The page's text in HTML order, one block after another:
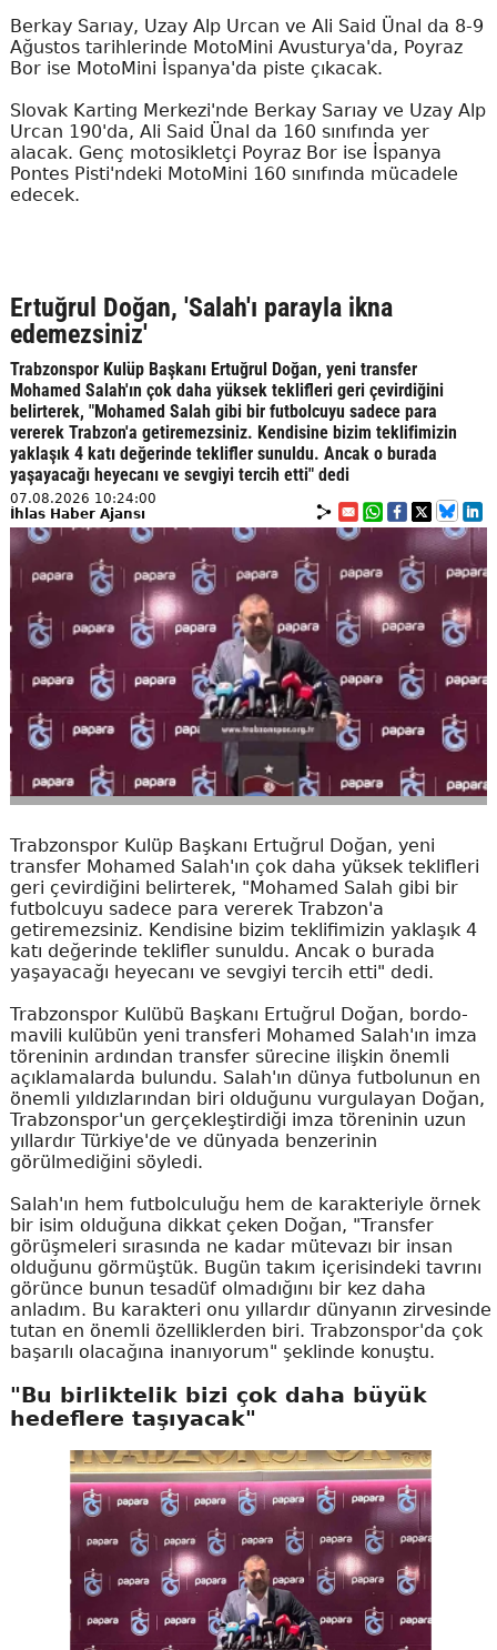
Berkay Sarıay, Uzay Alp Urcan ve Ali Said Ünal da 8-9
Ağustos tarihlerinde MotoMini Avusturya'da, Poyraz
Bor ise MotoMini İspanya'da piste çıkacak.
Slovak Karting Merkezi'nde Berkay Sarıay ve Uzay Alp
Urcan 190'da, Ali Said Ünal da 160 sınıfında yer
alacak. Genç motosikletçi Poyraz Bor ise İspanya
Pontes Pisti'ndeki MotoMini 160 sınıfında mücadele
edecek.
Ertuğrul Doğan, 'Salah'ı parayla ikna
edemezsiniz'
Trabzonspor Kulüp Başkanı Ertuğrul Doğan, yeni transfer
Mohamed Salah'ın çok daha yüksek teklifleri geri çevirdiğini
belirterek, "Mohamed Salah gibi bir futbolcuyu sadece para
vererek Trabzon'a getiremezsiniz. Kendisine bizim teklifimizin
yaklaşık 4 katı değerinde teklifler sunuldu. Ancak o burada
yaşayacağı heyecanı ve sevgiyi tercih etti" dedi
07.08.2026 10:24:00
İhlas Haber Ajansı
Trabzonspor Kulüp Başkanı Ertuğrul Doğan, yeni
transfer Mohamed Salah'ın çok daha yüksek teklifleri
geri çevirdiğini belirterek, "Mohamed Salah gibi bir
futbolcuyu sadece para vererek Trabzon'a
getiremezsiniz. Kendisine bizim teklifimizin yaklaşık 4
katı değerinde teklifler sunuldu. Ancak o burada
yaşayacağı heyecanı ve sevgiyi tercih etti" dedi.
Trabzonspor Kulübü Başkanı Ertuğrul Doğan, bordo-
mavili kulübün yeni transferi Mohamed Salah'ın imza
töreninin ardından transfer sürecine ilişkin önemli
açıklamalarda bulundu. Salah'ın dünya futbolunun en
önemli yıldızlarından biri olduğunu vurgulayan Doğan,
Trabzonspor'un gerçekleştirdiği imza töreninin uzun
yıllardır Türkiye'de ve dünyada benzerinin
görülmediğini söyledi.
Salah'ın hem futbolculuğu hem de karakteriyle örnek
bir isim olduğuna dikkat çeken Doğan, "Transfer
görüşmeleri sırasında ne kadar mütevazı bir insan
olduğunu görmüştük. Bugün takım içerisindeki tavrını
görünce bunun tesadüf olmadığını bir kez daha
anladım. Bu karakteri onu yıllardır dünyanın zirvesinde
tutan en önemli özelliklerden biri. Trabzonspor'da çok
başarılı olacağına inanıyorum" şeklinde konuştu.
"Bu birliktelik bizi çok daha büyük
hedeflere taşıyacak"